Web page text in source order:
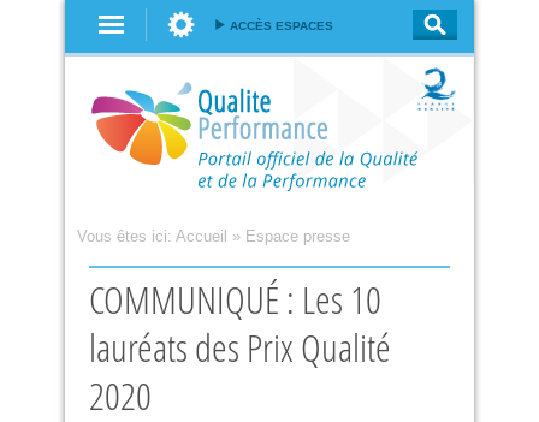
ACCÈS ESPACES
Vous êtes ici: Accueil » Espace presse
COMMUNIQUÉ : Les 10
lauréats des Prix Qualité
2020